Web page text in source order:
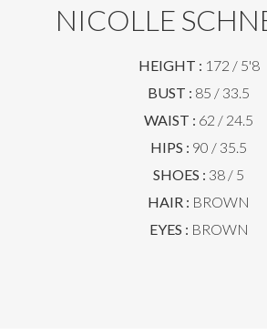
NICOLLE
HEIGHT : 172 / 5'8
BUST : 85 / 33.5
WAIST : 62 / 24.5
HIPS : 90 / 35.5
SHOES : 38 / 5
HAIR : BROWN
EYES : BROWN